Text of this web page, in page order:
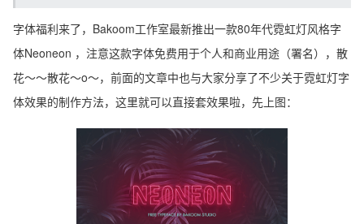
字体福利来了，Bakoom工作室最新推出一款80年代霓虹灯风格字
体Neoneon ，注意这款字体免费用于个人和商业用途（署名），散
花～～散花～o～，前面的文章中也与大家分享了不少关于霓虹灯字
体效果的制作方法，这里就可以直接套效果啦，先上图：